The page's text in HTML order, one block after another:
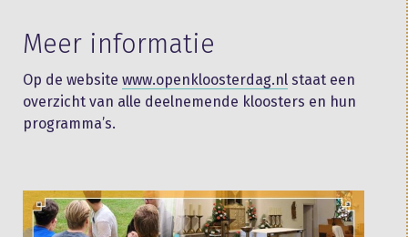
Meer informatie
Op de website www.openkloosterdag.nl staat een
overzicht van alle deelnemende kloosters en hun
programma’s.